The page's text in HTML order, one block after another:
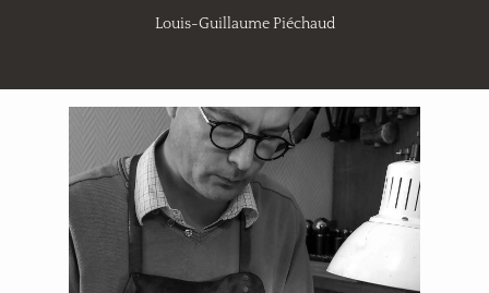
Louis-Guillaume Piéchaud